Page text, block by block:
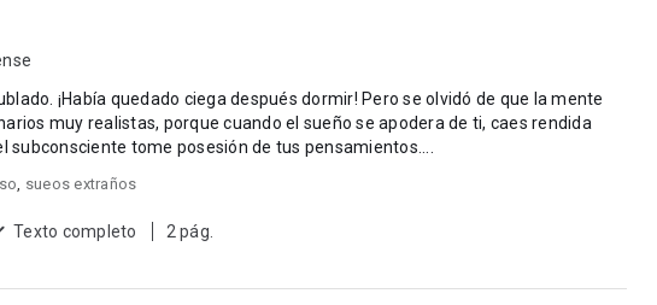
quedado ciega después dormir! Pero se olvidó de que la mente
muy realistas, porque cuando el sueño se apodera de ti, caes rendida
subconsciente tome posesión de tus pensamientos....
, sueos extraños
Texto completo 2 pág.